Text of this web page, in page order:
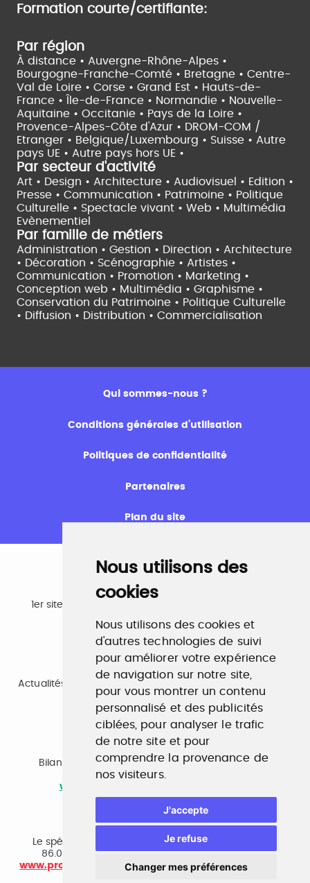
Nous utilisons des
cookies
Nous utilisons des cookies et
d'autres technologies de suivi
pour améliorer votre expérience
de navigation sur notre site,
pour vous montrer un contenu
personnalisé et des publicités
ciblées, pour analyser le trafic
de notre site et pour
comprendre la provenance de
nos visiteurs.
J'accepte
Je refuse
Changer mes préférences
Formation courte/certifiante:
Par région
À distance • Auvergne-Rhône-Alpes •
Bourgogne-Franche-Comté • Bretagne • Centre-
Val de Loire • Corse • Grand Est • Hauts-de-
France •
Île-de-France • Normandie • Nouvelle-
Aquitaine • Occitanie • Pays de la Loire •
Provence-Alpes-Côte d'Azur • DROM-COM /
Etranger • Belgique/Luxembourg • Suisse • Autre
pays UE • Autre pays hors UE •
Par secteur d'activité
Art • Design • Architecture • Audiovisuel • Edition •
Presse • Communication • Patrimoine • Politique
Culturelle • Spectacle vivant • Web • Multimédia
Evènementiel
Par famille de métiers
Administration • Gestion • Direction • Architecture
• Décoration • Scénographie • Artistes •
Communication • Promotion • Marketing •
Conception web • Multimédia • Graphisme •
Conservation du Patrimoine • Politique Culturelle
• Diffusion • Distribution • Commercialisation
Qui sommes-nous ?
Conditions générales d’utilisation
Politiques de confidentialité
Partenaires
Plan du site
Emploi
1er site emploi du secteur culturel 784.000 visites et
www.profilculture.com
Formation
Actualités, guide et annuaire des formations aux métiers
de la culture.
www.profilculture-formation.com
Accompagnement professionnel
Bilan de compétences, coaching, techniques de
recherche d'emploi, entretien conseil.
www.profilculture-competences.com
Le spécialiste du secteur culturel, une cvthèque de
86.000 CV et réseau unique de professionnels.
www.profilculture-conseil.com/cabinet-recrutement